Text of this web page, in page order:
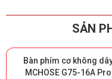
SẢN
Bàn phím cơ không
MCHOSE G75-16A Pro